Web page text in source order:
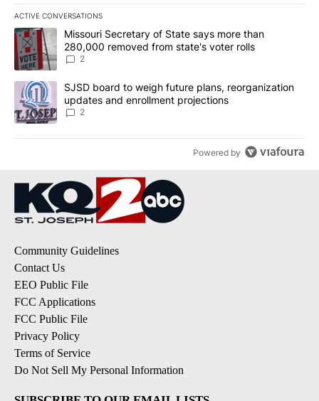
ACTIVE CONVERSATIONS
The following is a list of the most commented articles in the last
A trending article titled "Missouri Secretary of State says more
Missouri Secretary of State says more than
280,000 removed from state's voter rolls
2
A trending article titled "SJSD board to weigh future plans,
SJSD board to weigh future plans, reorganization
updates and enrollment projections
2
Powered by
Community Guidelines
Contact Us
EEO Public File
FCC Applications
FCC Public File
Privacy Policy
Terms of Service
Do Not Sell My Personal Information